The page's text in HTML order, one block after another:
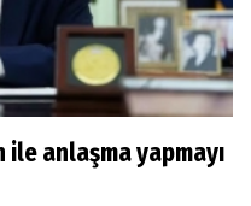
ile anlaşma yapmayı